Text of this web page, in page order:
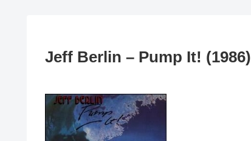
Jeff Berlin – Pump It! (1986)